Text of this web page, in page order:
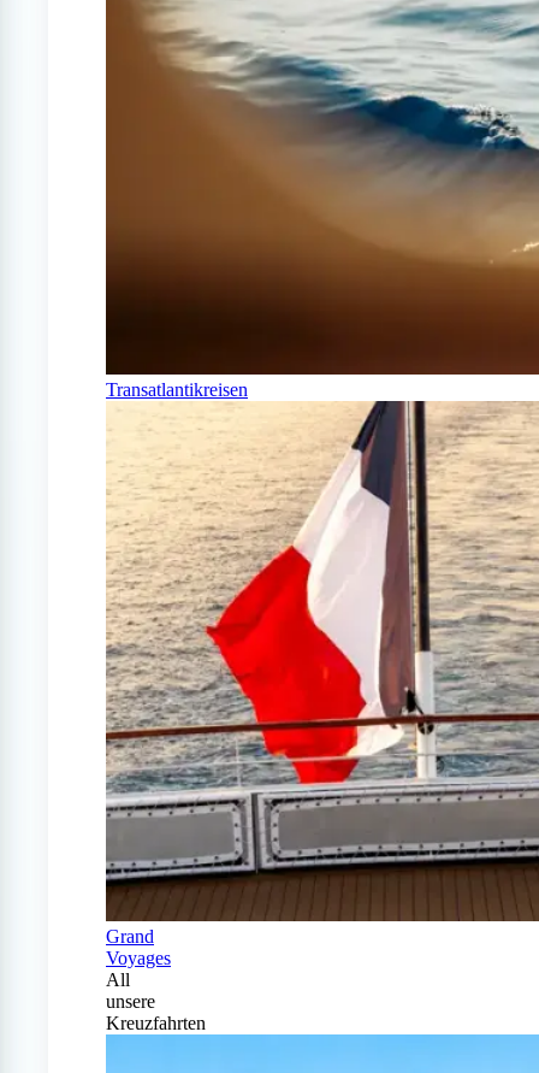
Transatlantikreisen
Grand
Voyages
All
unsere
Kreuzfahrten